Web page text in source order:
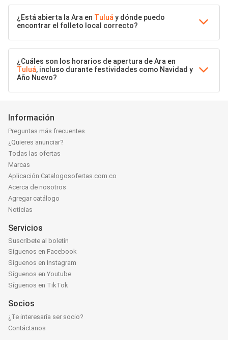
¿Está abierta la Ara en Tuluá y dónde puedo
encontrar el folleto local correcto?
¿Cuáles son los horarios de apertura de Ara en
Tuluá, incluso durante festividades como Navidad y
Año Nuevo?
Información
Preguntas más frecuentes
¿Quieres anunciar?
Todas las ofertas
Marcas
Aplicación Catalogosofertas.com.co
Acerca de nosotros
Agregar catálogo
Noticias
Servicios
Suscríbete al boletín
Síguenos en Facebook
Síguenos en Instagram
Síguenos en Youtube
Síguenos en TikTok
Socios
¿Te interesaría ser socio?
Contáctanos